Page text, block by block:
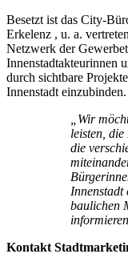
Besetzt ist das City-
Erkelenz , u. a.
Netzwerk der
Innenstadtakteurinnen
durch sichtbare
Innenstadt einzubinden.
„Wir
leisten, die
die
Innenstadt
baulichen
Kontakt